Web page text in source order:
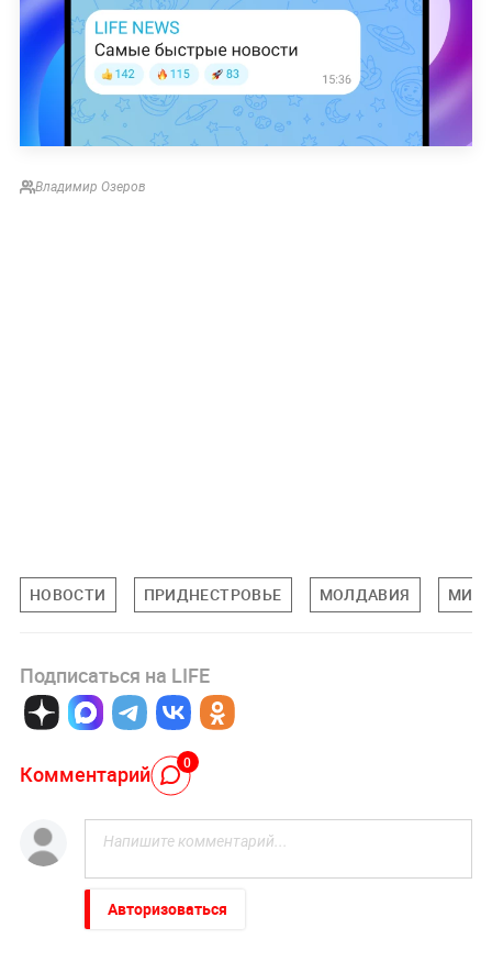
Владимир Озеров
НОВОСТИ ПРИДНЕСТРОВЬЕ МОЛДАВИЯ
Подписаться на LIFE
Комментарий 0
Авторизоваться